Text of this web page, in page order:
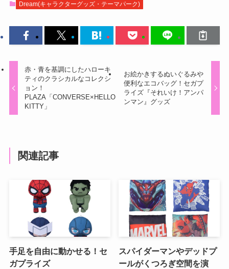
Dream(キャラクターグッズ・テーマパーク)
赤・青を基調にしたハローキ
ティのクラシカルなコレクシ
ョン！
PLAZA「CONVERSE×HELLO
KITTY」
お絵かきするぬいぐるみや
便利なエコバッグ！セガプ
ライズ『それいけ！アンパ
ンマン』グッズ
関連記事
手足を自由に動かせる！セ
ガプライズ
スパイダーマンやデッドプ
ールがくつろぎ空間を演